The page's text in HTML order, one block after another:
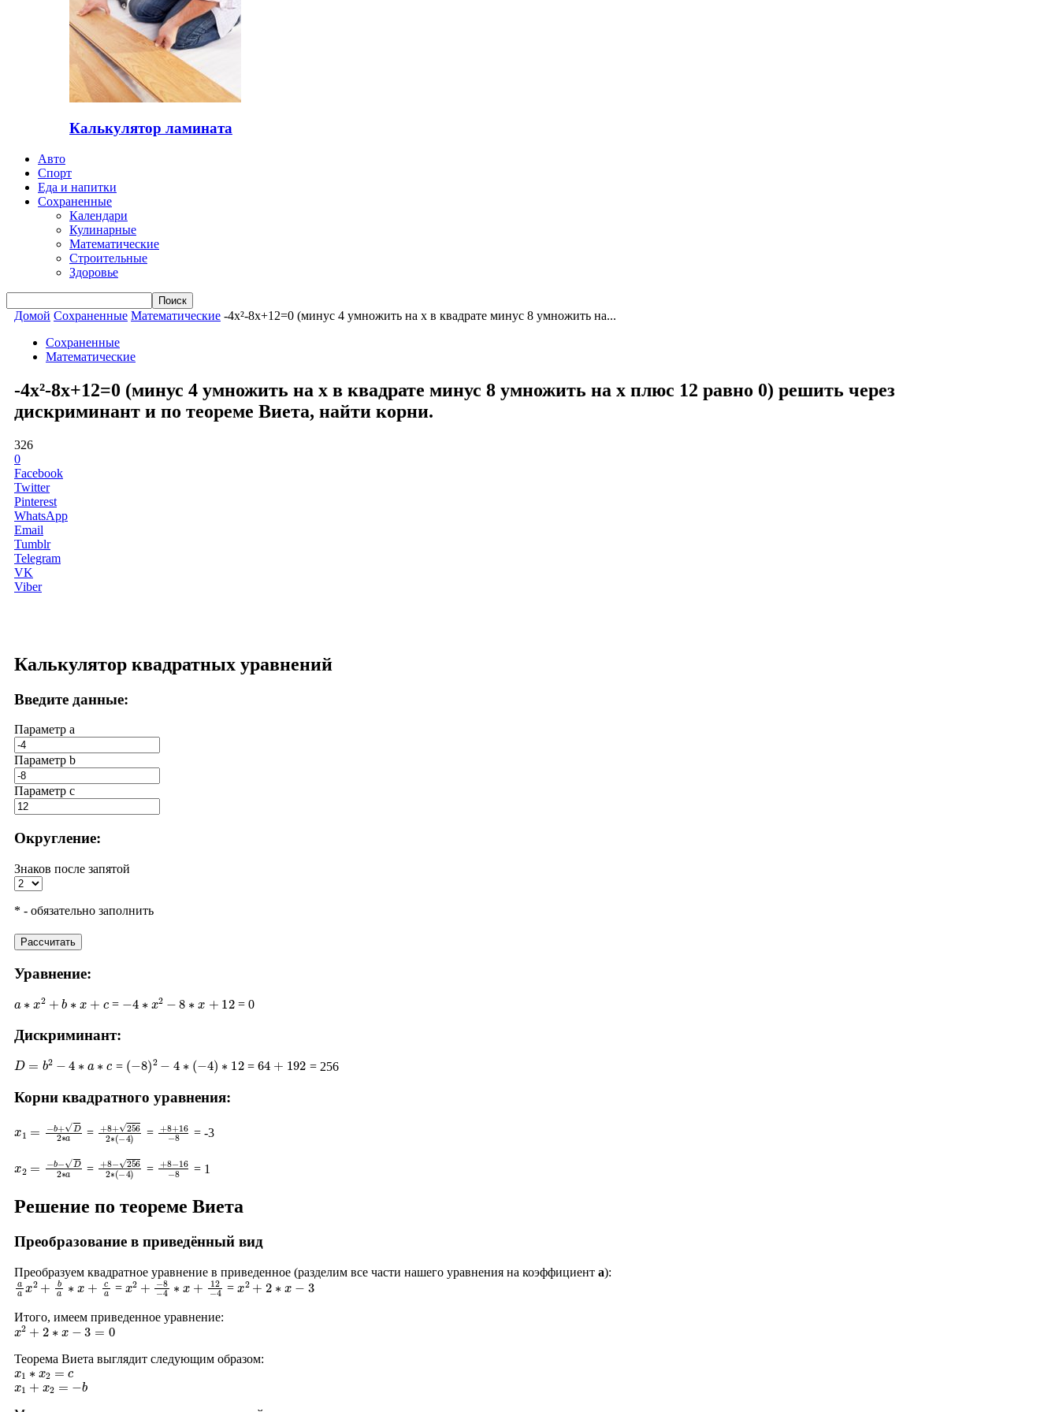
Калькулятор ламината
Авто
Спорт
Еда и напитки
Сохраненные
Календари
Кулинарные
Математические
Строительные
Здоровье
Домой Сохраненные Математические -4x²-8x+12=0 (минус 4 умножить на x в квадрате минус 8 умножить на...
Сохраненные
Математические
-4x²-8x+12=0 (минус 4 умножить на x в квадрате минус 8 умножить на x плюс 12 равно 0) решить через
дискриминант и по теореме Виета, найти корни.
326
0
Facebook
Twitter
Pinterest
WhatsApp
Email
Tumblr
Telegram
VK
Viber
Калькулятор квадратных уравнений
Введите данные:
Параметр a
Параметр b
Параметр с
Округление:
Знаков после запятой
* - обязательно заполнить
Рассчитать
Уравнение:
2 b ∗ = 4∗ 2− ∗ 12 = 0
Дискриминант:
D= 2− a = (− 8)2− ∗ −4 ∗ 12 = 64 + 192 = 256
Корни квадратного уравнения:
+ D2∗ = + 8 + 256 (− 4 )
= + 8 + 16 = -3
b−D2∗ = +8−256 (−4)
= +8−16 8
= 1
Решение по теореме Виета
Преобразование в приведённый вид
Преобразуем квадратное уравнение в приведенное (разделим все части нашего уравнения на коэффициент a):
aax2+ba∗x+ca = x2+
−8−4∗x+12−4 =x2+2∗x− 3
Итого, имеем приведенное уравнение:
x2+2∗x−3=0
Теорема Виета выглядит следующим образом:
x1∗x2= c
x1 + x2 =− b